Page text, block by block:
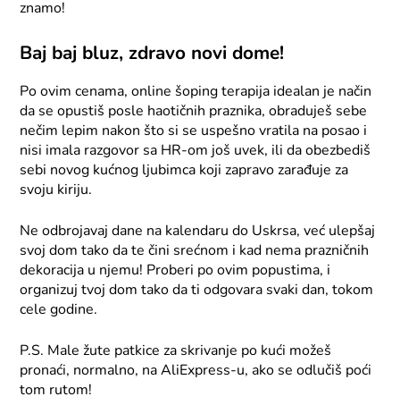
znamo!
Baj baj bluz, zdravo novi dome!
Po ovim cenama, online šoping terapija idealan je način
da se opustiš posle haotičnih praznika, obraduješ sebe
nečim lepim nakon što si se uspešno vratila na posao i
nisi imala razgovor sa HR-om još uvek, ili da obezbediš
sebi novog kućnog ljubimca koji zapravo zarađuje za
svoju kiriju.
Ne odbrojavaj dane na kalendaru do Uskrsa, već ulepšaj
svoj dom tako da te čini srećnom i kad nema prazničnih
dekoracija u njemu! Proberi po ovim popustima, i
organizuj tvoj dom tako da ti odgovara svaki dan, tokom
cele godine.
P.S. Male žute patkice za skrivanje po kući možeš
pronaći, normalno, na AliExpress-u, ako se odlučiš poći
tom rutom!